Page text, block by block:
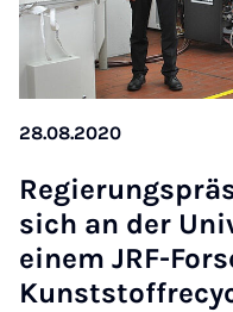
28.08.2020
sich an der
einem JRF-